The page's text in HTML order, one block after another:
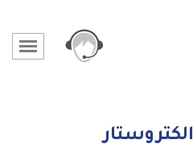
الكتروستار